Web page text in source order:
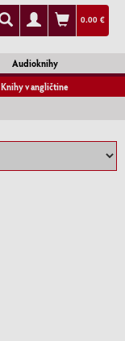
0.00 €
Audioknihy
Knihy v angličtine